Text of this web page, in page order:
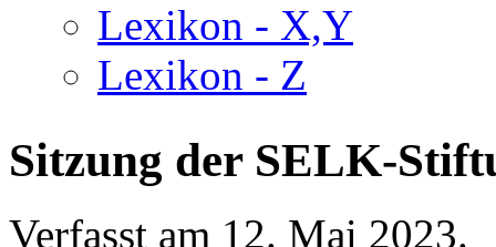
Lexikon - X,Y
Lexikon - Z
Sitzung der SELK-
Verfasst am 12. Mai 2023.